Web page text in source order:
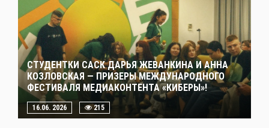
СТУДЕНТКИ САСК ДАРЬЯ ЖЕВАНКИНА И АННА
КОЗЛОВСКАЯ — ПРИЗЕРЫ МЕЖДУНАРОДНОГО
ФЕСТИВАЛЯ МЕДИАКОНТЕНТА «КИБЕРЫ»!
16.06. 2026 215